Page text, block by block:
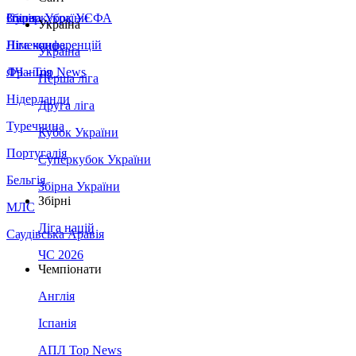
Збірна України
Італія
Німеччина
Франція
Нідерланди
Туреччина
Португалія
Бельгія
МЛС
Саудівська Аравія
Суперкубок УЄФА
Ліга конференцій
ЛЧ - Top News
Україна
Україна
Перша ліга
Друга ліга
Кубок України
Суперкубок України
Збірна України
Збірні
Ліга націй
ЧС 2026
Чемпіонати
Англія
Іспанія
АПЛ Top News